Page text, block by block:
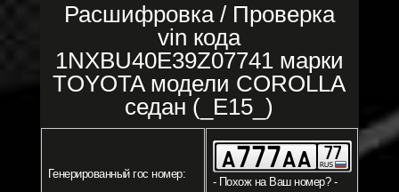
Расшифровка / Проверка
vin кода
1NXBU40E39Z07741 марки
TOYOTA модели COROLLA
седан (_E15_)
Генерированный гос номер:
- Похож на Ваш номер? -